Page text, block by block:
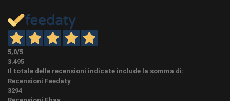
CONDIZIONI: NUOVO - aggiornamento 16-02-2026
5,0/5
3.495
Il totale delle recensioni indicate include la somma di:
Recensioni Feedaty
3294